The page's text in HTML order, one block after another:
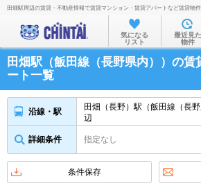
お部屋を探す
沿線・駅から
住所から
家賃相場か
不動産会社
田畑駅周辺の賃貸・不動産情報で賃貸マンション・賃貸アパートなど賃貸物
気になる
リスト
最近見た
物件
田畑駅（飯田線（長野県内））の賃
ート一覧
沿線・駅
田畑（長野）駅（飯田線（長
辺
詳細条件 指定なし
条件保存